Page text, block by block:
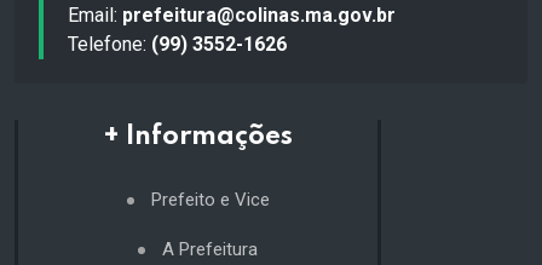
Email: prefeitura@colinas.ma.gov.br
Telefone: (99) 3552-1626
+ Informações
Prefeito e Vice
A Prefeitura